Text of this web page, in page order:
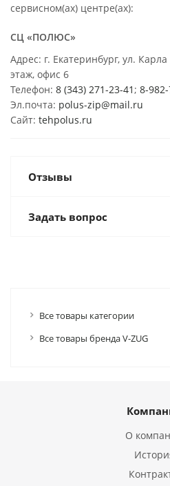
сервисном(ах) центре(ах):
СЦ «ПОЛЮС»
Адрес: г. Екатеринбург, ул.
этаж, офис 6
Телефон: 8 (343) 271-23-41; 8-
Эл.почта: polus-zip@mail.ru
Сайт: tehpolus.ru
Отзывы
Задать вопрос
Все товары категории
Все товары бренда V-ZUG
О